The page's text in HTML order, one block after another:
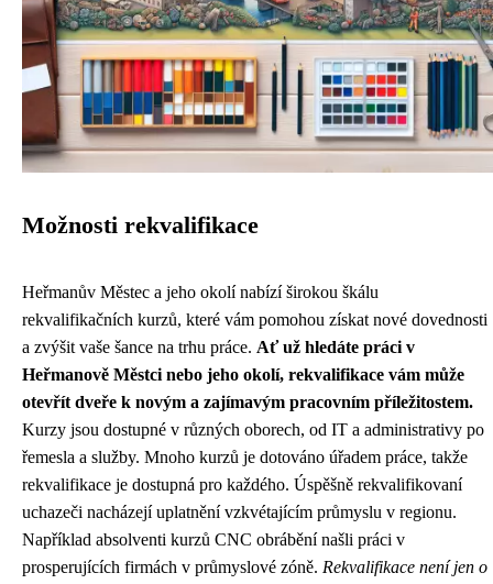
Možnosti rekvalifikace
Heřmanův Městec a jeho okolí nabízí širokou škálu
rekvalifikačních kurzů, které vám pomohou získat nové dovednosti
a zvýšit vaše šance na trhu práce. Ať už hledáte práci v
Heřmanově Městci nebo jeho okolí, rekvalifikace vám může
otevřít dveře k novým a zajímavým pracovním příležitostem.
Kurzy jsou dostupné v různých oborech, od IT a administrativy po
řemesla a služby. Mnoho kurzů je dotováno úřadem práce, takže
rekvalifikace je dostupná pro každého. Úspěšně rekvalifikovaní
uchazeči nacházejí uplatnění vzkvétajícím průmyslu v regionu.
Například absolventi kurzů CNC obrábění našli práci v
prosperujících firmách v průmyslové zóně. Rekvalifikace není jen o